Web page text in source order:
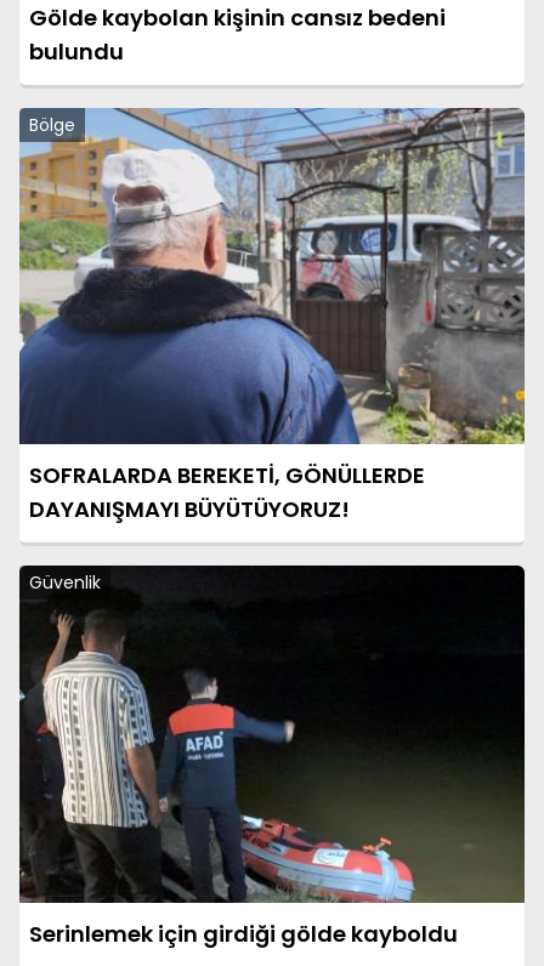
Gölde kaybolan kişinin cansız bedeni
bulundu
Bölge
SOFRALARDA BEREKETİ, GÖNÜLLERDE
DAYANIŞMAYI BÜYÜTÜYORUZ!
Güvenlik
Serinlemek için girdiği gölde kayboldu